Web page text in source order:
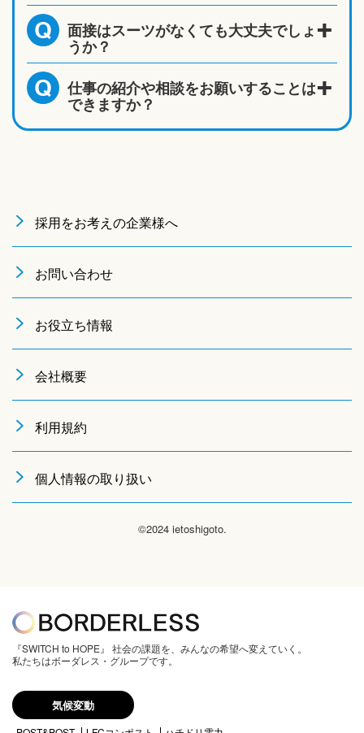
Q 面接はスーツがなくても大丈夫でしょ
うか？
Q 仕事の紹介や相談をお願いすることは
できますか？
採用をお考えの企業様へ
お問い合わせ
お役立ち情報
会社概要
利用規約
個人情報の取り扱い
©2024 ietoshigoto.
『SWITCH to HOPE』 社会の課題を、みんなの希望へ変えていく。
私たちはボーダレス・グループです。
気候変動